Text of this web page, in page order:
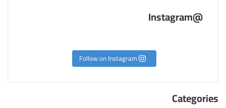
@Instagram
Follow on Instagram
Categories